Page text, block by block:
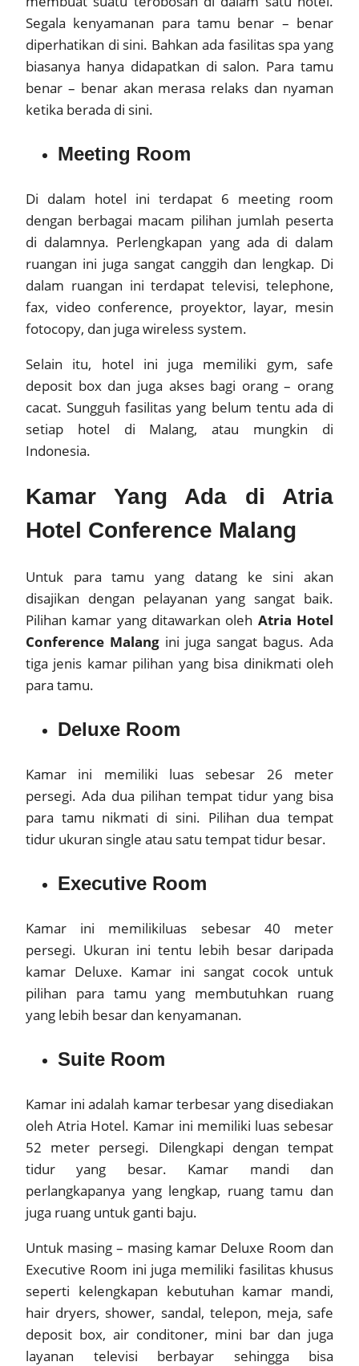
Segala kenyamanan para tamu benar – benar
diperhatikan di sini. Bahkan ada fasilitas spa yang
biasanya hanya didapatkan di salon. Para tamu
benar – benar akan merasa relaks dan nyaman
ketika berada di sini.
Meeting Room
Di dalam hotel ini terdapat 6 meeting room
dengan berbagai macam pilihan jumlah peserta
di dalamnya. Perlengkapan yang ada di dalam
ruangan ini juga sangat canggih dan lengkap. Di
dalam ruangan ini terdapat televisi, telephone,
fax, video conference, proyektor, layar, mesin
fotocopy, dan juga wireless system.
Selain itu, hotel ini juga memiliki gym, safe
deposit box dan juga akses bagi orang – orang
cacat. Sungguh fasilitas yang belum tentu ada di
setiap hotel di Malang, atau mungkin di
Indonesia.
Kamar Yang Ada di Atria
Hotel Conference Malang
Untuk para tamu yang datang ke sini akan
disajikan dengan pelayanan yang sangat baik.
Pilihan kamar yang ditawarkan oleh Atria Hotel
Conference Malang ini juga sangat bagus. Ada
tiga jenis kamar pilihan yang bisa dinikmati oleh
para tamu.
Deluxe Room
Kamar ini memiliki luas sebesar 26 meter
persegi. Ada dua pilihan tempat tidur yang bisa
para tamu nikmati di sini. Pilihan dua tempat
tidur ukuran single atau satu tempat tidur besar.
Executive Room
Kamar ini memilikiluas sebesar 40 meter
persegi. Ukuran ini tentu lebih besar daripada
kamar Deluxe. Kamar ini sangat cocok untuk
pilihan para tamu yang membutuhkan ruang
yang lebih besar dan kenyamanan.
Suite Room
Kamar ini adalah kamar terbesar yang disediakan
oleh Atria Hotel. Kamar ini memiliki luas sebesar
52 meter persegi. Dilengkapi dengan tempat
tidur yang besar. Kamar mandi dan
perlangkapanya yang lengkap, ruang tamu dan
juga ruang untuk ganti baju.
Untuk masing – masing kamar Deluxe Room dan
Executive Room ini juga memiliki fasilitas khusus
seperti kelengkapan kebutuhan kamar mandi,
hair dryers, shower, sandal, telepon, meja, safe
deposit box, air conditoner, mini bar dan juga
layanan televisi berbayar sehingga bisa